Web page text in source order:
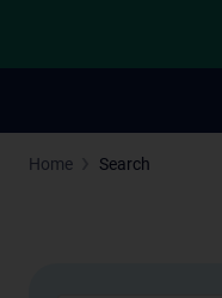
Home Search